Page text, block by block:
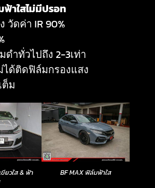
ฟ้าใสไม่มีปรอท
ดค่า IR 90%
ำทั่วไปถึง 2-3เท่า
ด้ติดฟิล์มกรองแสง
ม
ยวใส & ฟ้า
BF MAX ฟิล์มฟ้าใส